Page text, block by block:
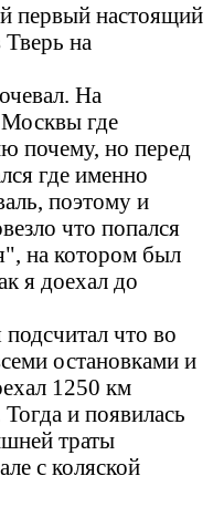
первый настоящий
Тверь на
На
где
почему, но перед
где именно
поэтому и
что попался
на котором был
я доехал до
что во
остановками и
1250 км
и появилась
траты
с коляской